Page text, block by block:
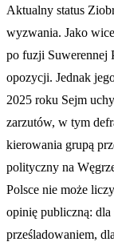
Aktualny status
wyzwania. Jako
po fuzji Suwerennej
opozycji. Jednak
2025 roku Sejm
zarzutów, w tym
kierowania grupą
polityczny na
Polsce nie może
opinię publiczną:
prześladowaniem,